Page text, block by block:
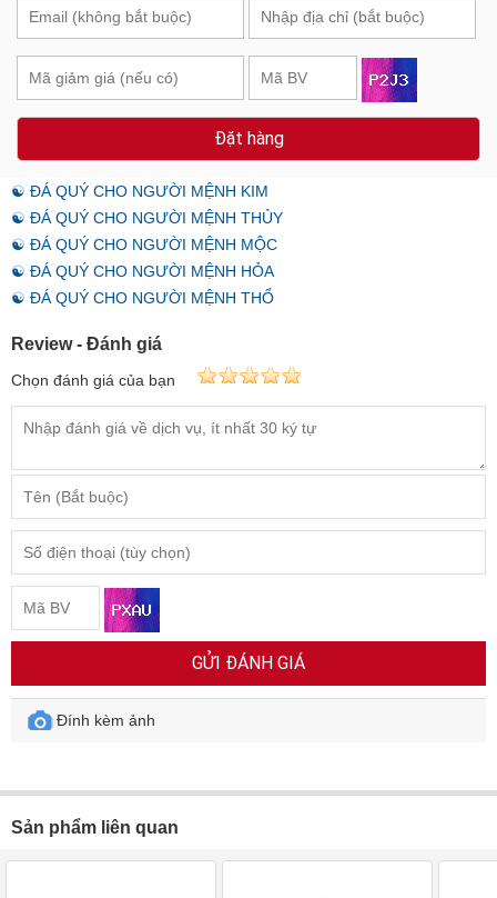
Đặt hàng
☯ ĐÁ QUÝ CHO NGƯỜI MỆNH KIM
☯ ĐÁ QUÝ CHO NGƯỜI MỆNH THỦY
☯ ĐÁ QUÝ CHO NGƯỜI MỆNH MỘC
☯ ĐÁ QUÝ CHO NGƯỜI MỆNH HỎA
☯ ĐÁ QUÝ CHO NGƯỜI MỆNH THỔ
Review - Đánh giá
Chọn đánh giá của bạn
GỬI ĐÁNH GIÁ
Đính kèm ảnh
Sản phẩm liên quan